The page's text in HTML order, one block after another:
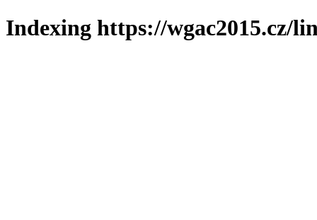
Indexing https://wgac2015.cz/